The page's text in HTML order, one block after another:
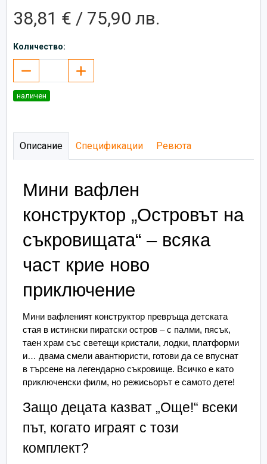
38,81 € / 75,90 лв.
Количество:
наличен
Описание Спецификации Ревюта
Мини вафлен
конструктор „Островът на
съкровищата“ – всяка
част крие ново
приключение
Мини вафленият конструктор превръща детската
стая в истински пиратски остров – с палми, пясък,
таен храм със светещи кристали, лодки, платформи
и… двама смели авантюристи, готови да се впуснат
в търсене на легендарно съкровище. Всичко е като
приключенски филм, но режисьорът е самото дете!
Защо децата казват „Още!“ всеки
път, когато играят с този
комплект?